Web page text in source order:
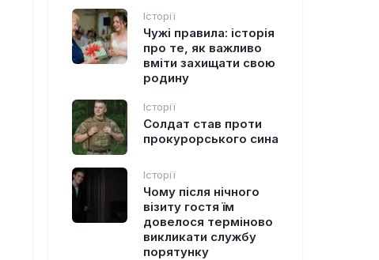
Історії
Чужі правила: історія
про те, як важливо
вміти захищати свою
родину
Історії
Солдат став проти
прокурорського сина
Історії
Чому після нічного
візиту гостя їм
довелося терміново
викликати службу
порятунку